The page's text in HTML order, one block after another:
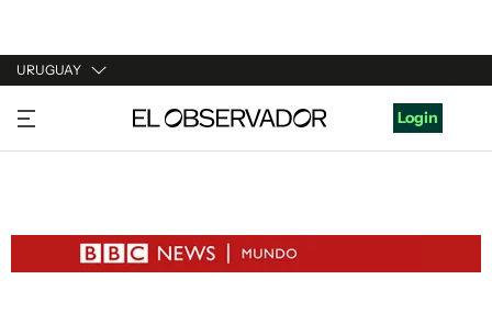
URUGUAY
URUGUAY
ARGENTINA
ESTADOS UNIDOS
Login